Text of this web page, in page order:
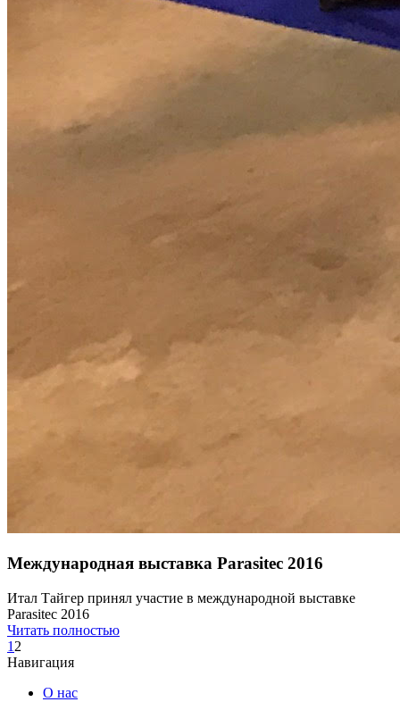
Международная выставка Parasitec 2016
Итал Тайгер принял участие в международной выставке
Parasitec 2016
Читать полностью
1 2
Навигация
О нас